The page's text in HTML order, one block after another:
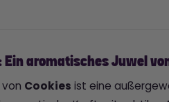
Ein aromatisches Juwel
Cookies ist eine